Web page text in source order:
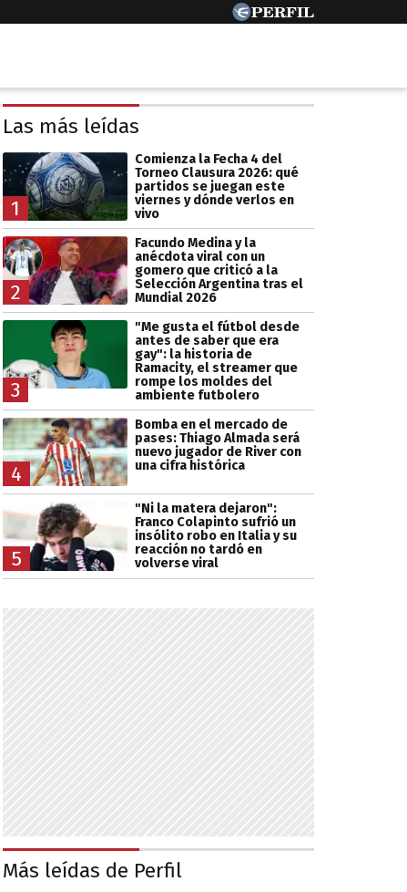
Las más leídas
1
Comienza la Fecha 4 del
Torneo Clausura 2026: qué
partidos se juegan este
viernes y dónde verlos en
vivo
2
Facundo Medina y la
anécdota viral con un
gomero que criticó a la
Selección Argentina tras el
Mundial 2026
3
"Me gusta el fútbol desde
antes de saber que era
gay": la historia de
Ramacity, el streamer que
rompe los moldes del
ambiente futbolero
4
Bomba en el mercado de
pases: Thiago Almada será
nuevo jugador de River con
una cifra histórica
5
"Ni la matera dejaron":
Franco Colapinto sufrió un
insólito robo en Italia y su
reacción no tardó en
volverse viral
Más leídas de Perfil